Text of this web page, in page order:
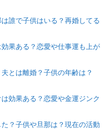
誰で子供はいる？再婚してる
果ある？恋愛や仕事運も上が
とは離婚？子供の年齢は？
効果ある？恋愛や金運ジンク
？子供や旦那は？現在の活動